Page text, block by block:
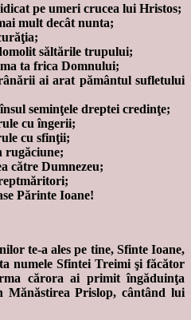
pe umeri crucea lui Hristos;
mult decât nunta;
săltările trupului;
ta frica Domnului;
ai arat pământul sufletului
seminţele dreptei credinţe;
cu îngerii;
cu sfinţii;
rugăciune;
către Dumnezeu;
Părinte Ioane!
te-a ales pe tine, Sfinte Ioane,
numele Sfintei Treimi şi făcător
cărora ai primit îngăduinţa
Prislop, cântând lui